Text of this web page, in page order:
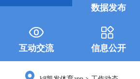
数据发布
互动交流 信息公开